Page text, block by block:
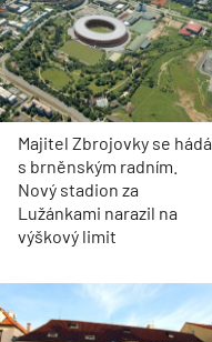
Majitel Zbrojovky se hádá
s brněnským radním.
Nový stadion za
Lužánkami narazil na
výškový limit